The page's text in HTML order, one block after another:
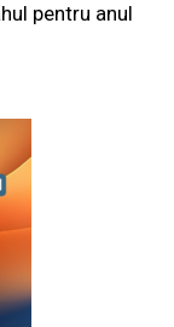
pentru anul